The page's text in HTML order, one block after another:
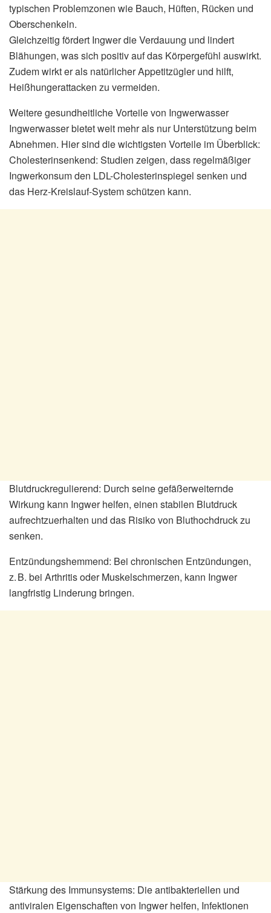
typischen Problemzonen wie Bauch, Hüften, Rücken und
Oberschenkeln.
Gleichzeitig fördert Ingwer die Verdauung und lindert
Blähungen, was sich positiv auf das Körpergefühl auswirkt.
Zudem wirkt er als natürlicher Appetitzügler und hilft,
Heißhungerattacken zu vermeiden.
Weitere gesundheitliche Vorteile von Ingwerwasser
Ingwerwasser bietet weit mehr als nur Unterstützung beim
Abnehmen. Hier sind die wichtigsten Vorteile im Überblick:
Cholesterinsenkend: Studien zeigen, dass regelmäßiger
Ingwerkonsum den LDL-Cholesterinspiegel senken und
das Herz-Kreislauf-System schützen kann.
Blutdruckregulierend: Durch seine gefäßerweiternde
Wirkung kann Ingwer helfen, einen stabilen Blutdruck
aufrechtzuerhalten und das Risiko von Bluthochdruck zu
senken.
Entzündungshemmend: Bei chronischen Entzündungen,
z. B. bei Arthritis oder Muskelschmerzen, kann Ingwer
langfristig Linderung bringen.
Stärkung des Immunsystems: Die antibakteriellen und
antiviralen Eigenschaften von Ingwer helfen, Infektionen